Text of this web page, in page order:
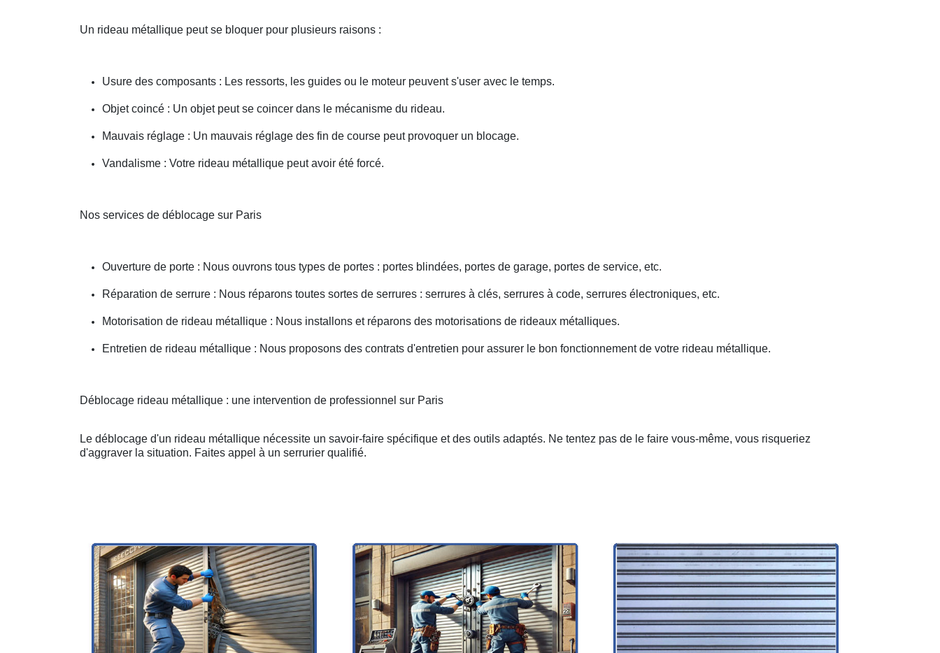
Un rideau métallique peut se bloquer pour plusieurs raisons :
Usure des composants : Les ressorts, les guides ou le moteur peuvent s'user avec le temps.
Objet coincé : Un objet peut se coincer dans le mécanisme du rideau.
Mauvais réglage : Un mauvais réglage des fin de course peut provoquer un blocage.
Vandalisme : Votre rideau métallique peut avoir été forcé.
Nos services de déblocage sur Paris
Ouverture de porte : Nous ouvrons tous types de portes : portes blindées, portes de garage, portes de service, etc.
Réparation de serrure : Nous réparons toutes sortes de serrures : serrures à clés, serrures à code, serrures électroniques, etc.
Motorisation de rideau métallique : Nous installons et réparons des motorisations de rideaux métalliques.
Entretien de rideau métallique : Nous proposons des contrats d'entretien pour assurer le bon fonctionnement de votre rideau métallique.
Déblocage rideau métallique : une intervention de professionnel sur Paris
Le déblocage d'un rideau métallique nécessite un savoir-faire spécifique et des outils adaptés. Ne tentez pas de le faire vous-même, vous risqueriez
d'aggraver la situation. Faites appel à un serrurier qualifié.